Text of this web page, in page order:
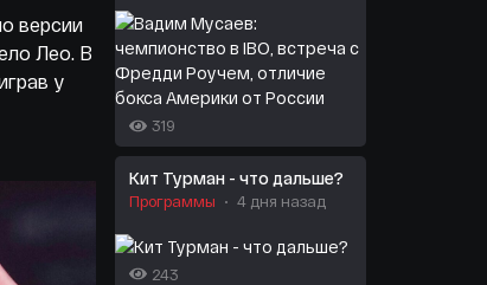
версии
Лео. В
у
319
Кит Турман - что дальше?
Программы 4 дня назад
243